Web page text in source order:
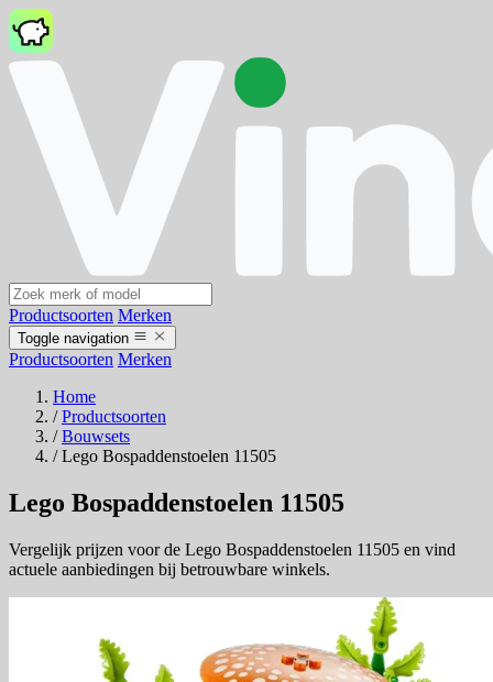
Productsoorten Merken
Toggle navigation
Productsoorten Merken
Home
/ Productsoorten
/ Bouwsets
/ Lego Bospaddenstoelen 11505
Lego Bospaddenstoelen 11505
Vergelijk prijzen voor de Lego Bospaddenstoelen 11505 en vind
actuele aanbiedingen bij betrouwbare winkels.